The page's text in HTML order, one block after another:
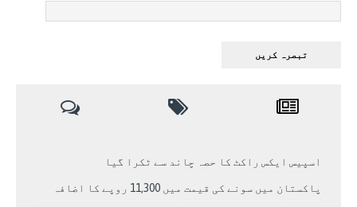
اسپیس ایکس راکٹ کا حصہ چاند سے ٹکرا گیا
پاکستان میں سونے کی قیمت میں 11,300 روپے کا اضافہ